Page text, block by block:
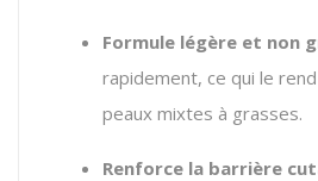
Formule légère et non
rapidement, ce qui le
peaux mixtes à grasses.
Renforce la barrière